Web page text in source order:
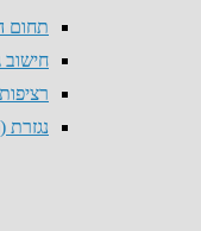
תחום
חישוב